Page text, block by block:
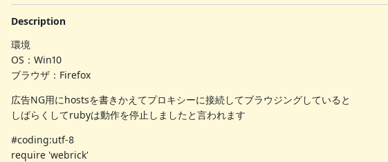
Description
環境
OS：Win10
ブラウザ：Firefox
広告NG用にhostsを書きかえてプロキシーに接続してブラウジングしていると
しばらくしてrubyは動作を停止しましたと言われます
#coding:utf-8
require 'webrick'